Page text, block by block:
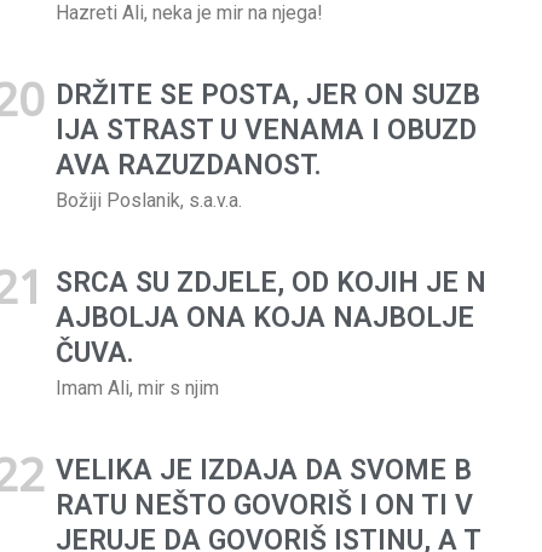
Božiji Poslanik, s.a.v.a.
Hazreti Ali, neka je mir na njega!
DRŽITE SE POSTA, JER ON SUZB
IJA STRAST U VENAMA I OBUZD
AVA RAZUZDANOST.
Božiji Poslanik, s.a.v.a.
SRCA SU ZDJELE, OD KOJIH JE N
AJBOLJA ONA KOJA NAJBOLJE
ČUVA.
Imam Ali, mir s njim
VELIKA JE IZDAJA DA SVOME B
RATU NEŠTO GOVORIŠ I ON TI V
JERUJE DA GOVORIŠ ISTINU, A T